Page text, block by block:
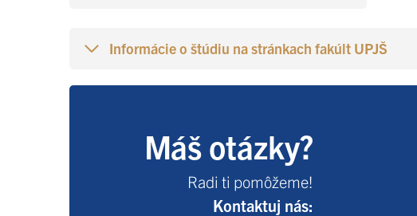
Informácie o štúdiu na stránkach fakúlt UPJŠ
Máš otázky?
Radi ti pomôžeme!
Kontaktuj nás: